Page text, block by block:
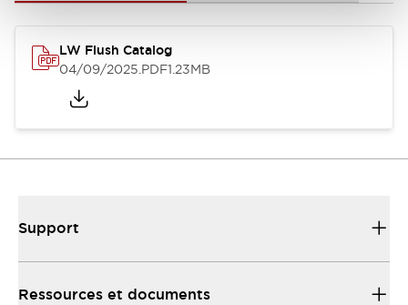
LW Flush Catalog
04/09/2025.PDF1.23MB
Support
Ressources et documents